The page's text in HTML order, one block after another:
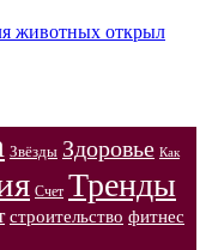
животных открыл
Звёзды Здоровье Как
Счет Тренды
строительство фитнес